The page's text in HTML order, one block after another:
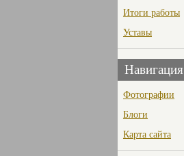
Итоги работы
Уставы
Навигация
Фотографии
Блоги
Карта сайта